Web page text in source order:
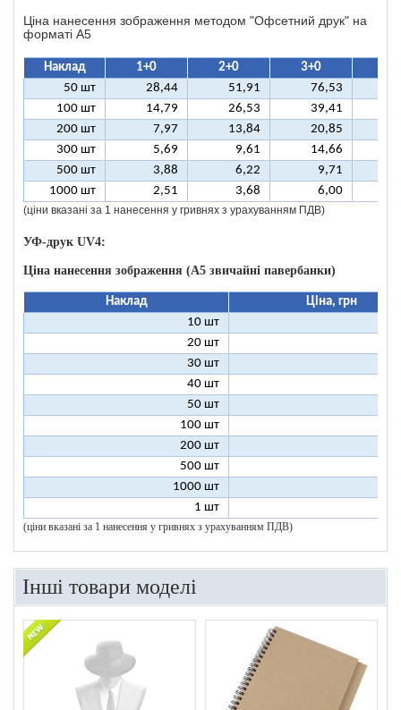
Ціна нанесення зображення методом "Офсетний друк" на
форматі A5
Наклад 1+0 2+0 3+0
50 шт
28,44 51,91 76,53
100 шт
14,79 26,53 39,41
200 шт
7,97 13,84 20,85
300 шт
5,69 9,61 14,66
500 шт
3,88 6,22 9,71
1000 шт
2,51 3,68 6,00
(ціни вказані за 1 нанесення у гривнях з урахуванням ПДВ)
УФ-друк UV4:
Ціна нанесення зображення (А5 звичайні павербанки)
Наклад
Ціна, грн
10 шт
20 шт
30 шт
40 шт
50 шт
100 шт
200 шт
500 шт
1000 шт
1 шт
(ціни вказані за 1 нанесення у гривнях з урахуванням ПДВ)
Інші товари моделі